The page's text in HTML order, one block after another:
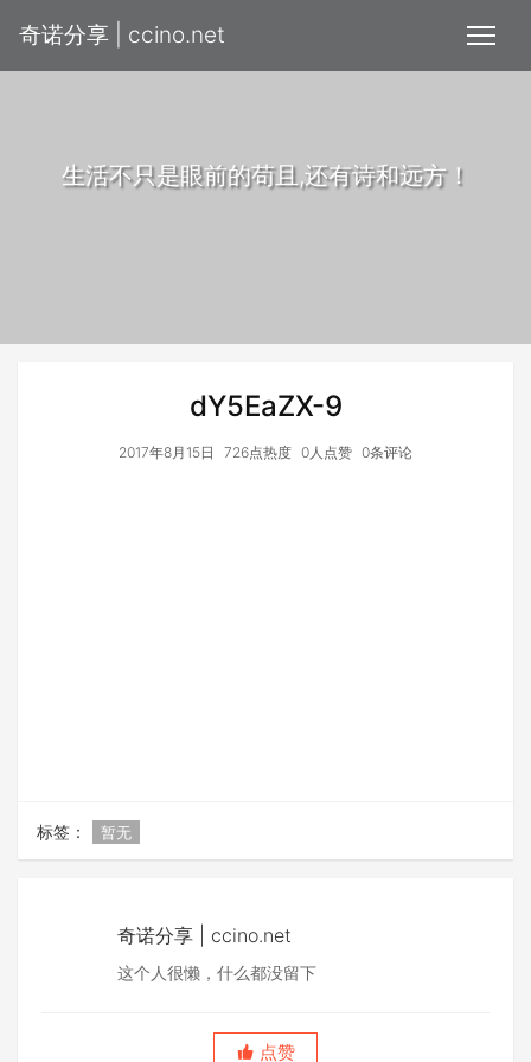
奇诺分享 | ccino.net
生活不只是眼前的苟且,还有诗和远方！
dY5EaZX-9
2017年8月15日 726点热度 0人点赞 0条评论
标签： 暂无
奇诺分享 | ccino.net
这个人很懒，什么都没留下
点赞